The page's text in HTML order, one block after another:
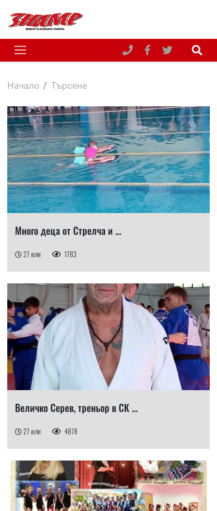
Начало Търсене
Много деца от Стрелча и ...
27 юли 1783
Величко Серев, треньор в СК ...
27 юли 4878